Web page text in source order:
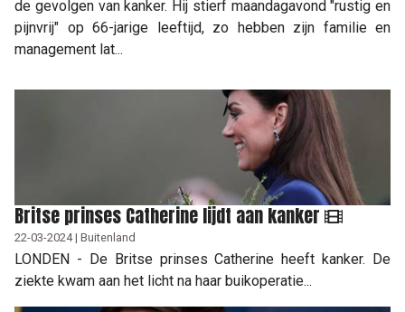
de gevolgen van kanker. Hij stierf maandagavond "rustig en
pijnvrij" op 66-jarige leeftijd, zo hebben zijn familie en
management lat...
Britse prinses Catherine lijdt aan kanker
22-03-2024 | Buitenland
LONDEN - De Britse prinses Catherine heeft kanker. De
ziekte kwam aan het licht na haar buikoperatie...